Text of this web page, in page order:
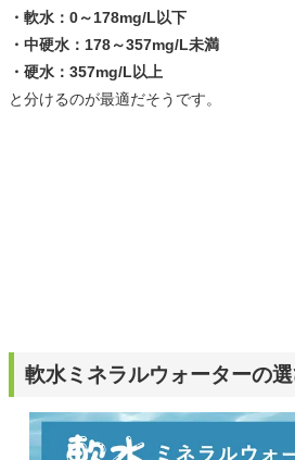
・軟水：0～178mg/L以下
・中硬水：178～357mg/L未満
・硬水：357mg/L以上
と分けるのが最適だそうです。
軟水ミネラルウォーターの